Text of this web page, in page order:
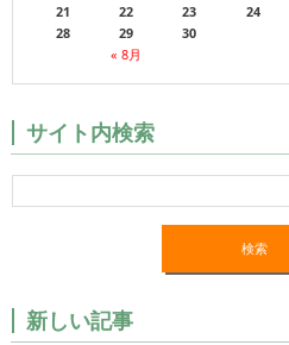
« 8月
21
22 23 24
28
29 30
サイト内検索
新しい記事